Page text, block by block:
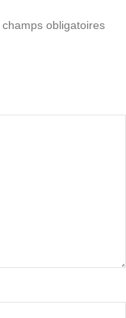
champs obligatoires